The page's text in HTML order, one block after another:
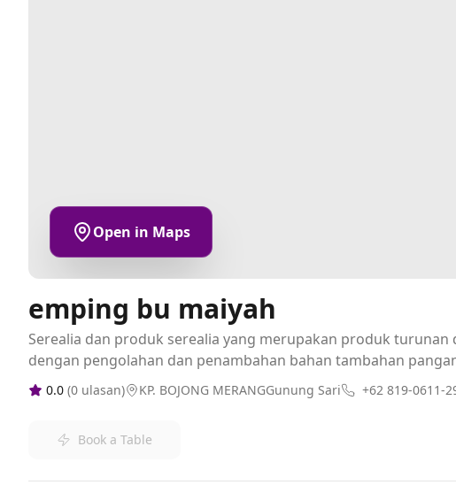
Open in Maps
emping bu maiyah
Serealia dan produk serealia yang merupakan produk
dengan pengolahan dan penambahan bahan tambahan
0.0 (0 ulasan) KP. BOJONG MERANGGunung Sari +62 819-0611-
Book a Table